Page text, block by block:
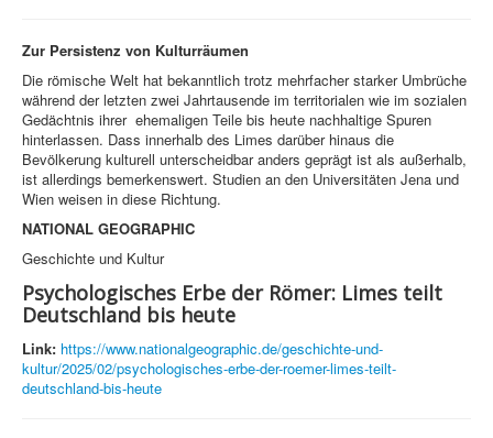
Zur Persistenz von Kulturräumen
Die römische Welt hat bekanntlich trotz mehrfacher starker Umbrüche
während der letzten zwei Jahrtausende im territorialen wie im sozialen
Gedächtnis ihrer ehemaligen Teile bis heute nachhaltige Spuren
hinterlassen. Dass innerhalb des Limes darüber hinaus die
Bevölkerung kulturell unterscheidbar anders geprägt ist als außerhalb,
ist allerdings bemerkenswert. Studien an den Universitäten Jena und
Wien weisen in diese Richtung.
NATIONAL GEOGRAPHIC
Geschichte und Kultur
Psychologisches Erbe der Römer: Limes teilt
Deutschland bis heute
Link: https://www.nationalgeographic.de/geschichte-und-
kultur/2025/02/psychologisches-erbe-der-roemer-limes-teilt-
deutschland-bis-heute